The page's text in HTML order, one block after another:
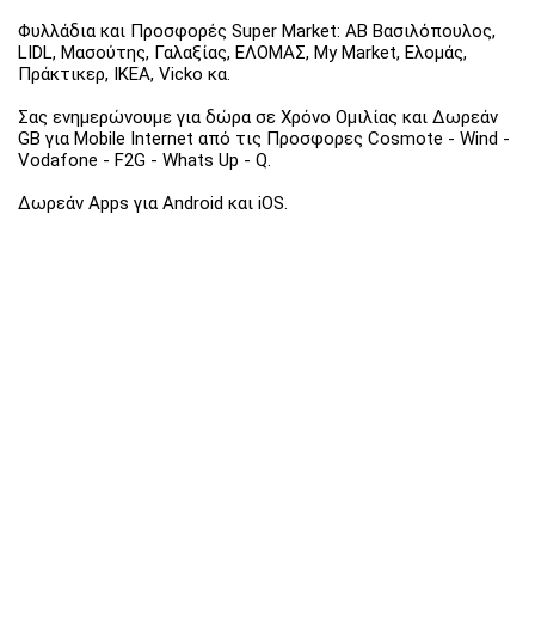
Φυλλάδια και Προσφορές Super Market: ΑΒ Βασιλόπουλος,
LIDL, Μασούτης, Γαλαξίας, ΕΛΟΜΑΣ, My Market, Ελομάς,
Πράκτικερ, ΙΚΕΑ, Vicko κα.
Σας ενημερώνουμε για δώρα σε Χρόνο Ομιλίας και Δωρεάν
GB για Mobile Internet από τις Προσφορες Cosmote - Wind -
Vodafone - F2G - Whats Up - Q.
Δωρεάν Apps για Android και iOS.